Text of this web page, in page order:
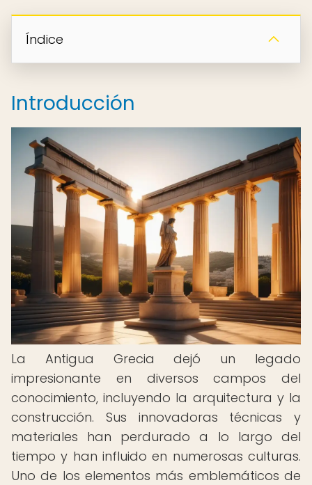
Índice
Introducción
La Antigua Grecia dejó un legado
impresionante en diversos campos del
conocimiento, incluyendo la arquitectura y la
construcción. Sus innovadoras técnicas y
materiales han perdurado a lo largo del
tiempo y han influido en numerosas culturas.
Uno de los elementos más emblemáticos de